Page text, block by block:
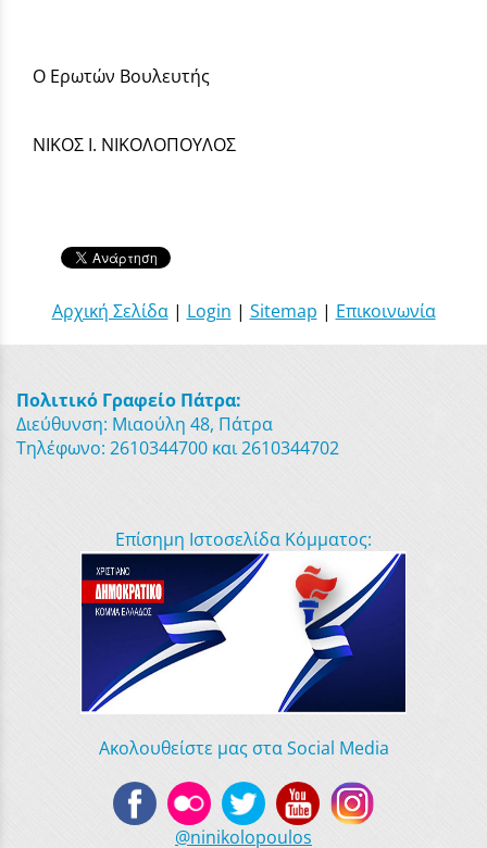
Ο Ερωτών Βουλευτής
ΝΙΚΟΣ Ι. ΝΙΚΟΛΟΠΟΥΛΟΣ
Αρχική Σελίδα| Login | Sitemap | Επικοινωνία
Πολιτικό Γραφείο Πάτρα:
Διεύθυνση: Μιαούλη 48, Πάτρα
Τηλέφωνο: 2610344700 και 2610344702
Επίσημη Ιστοσελίδα Κόμματος:
Ακολουθείστε μας στα Social Media
@ninikolopoulos